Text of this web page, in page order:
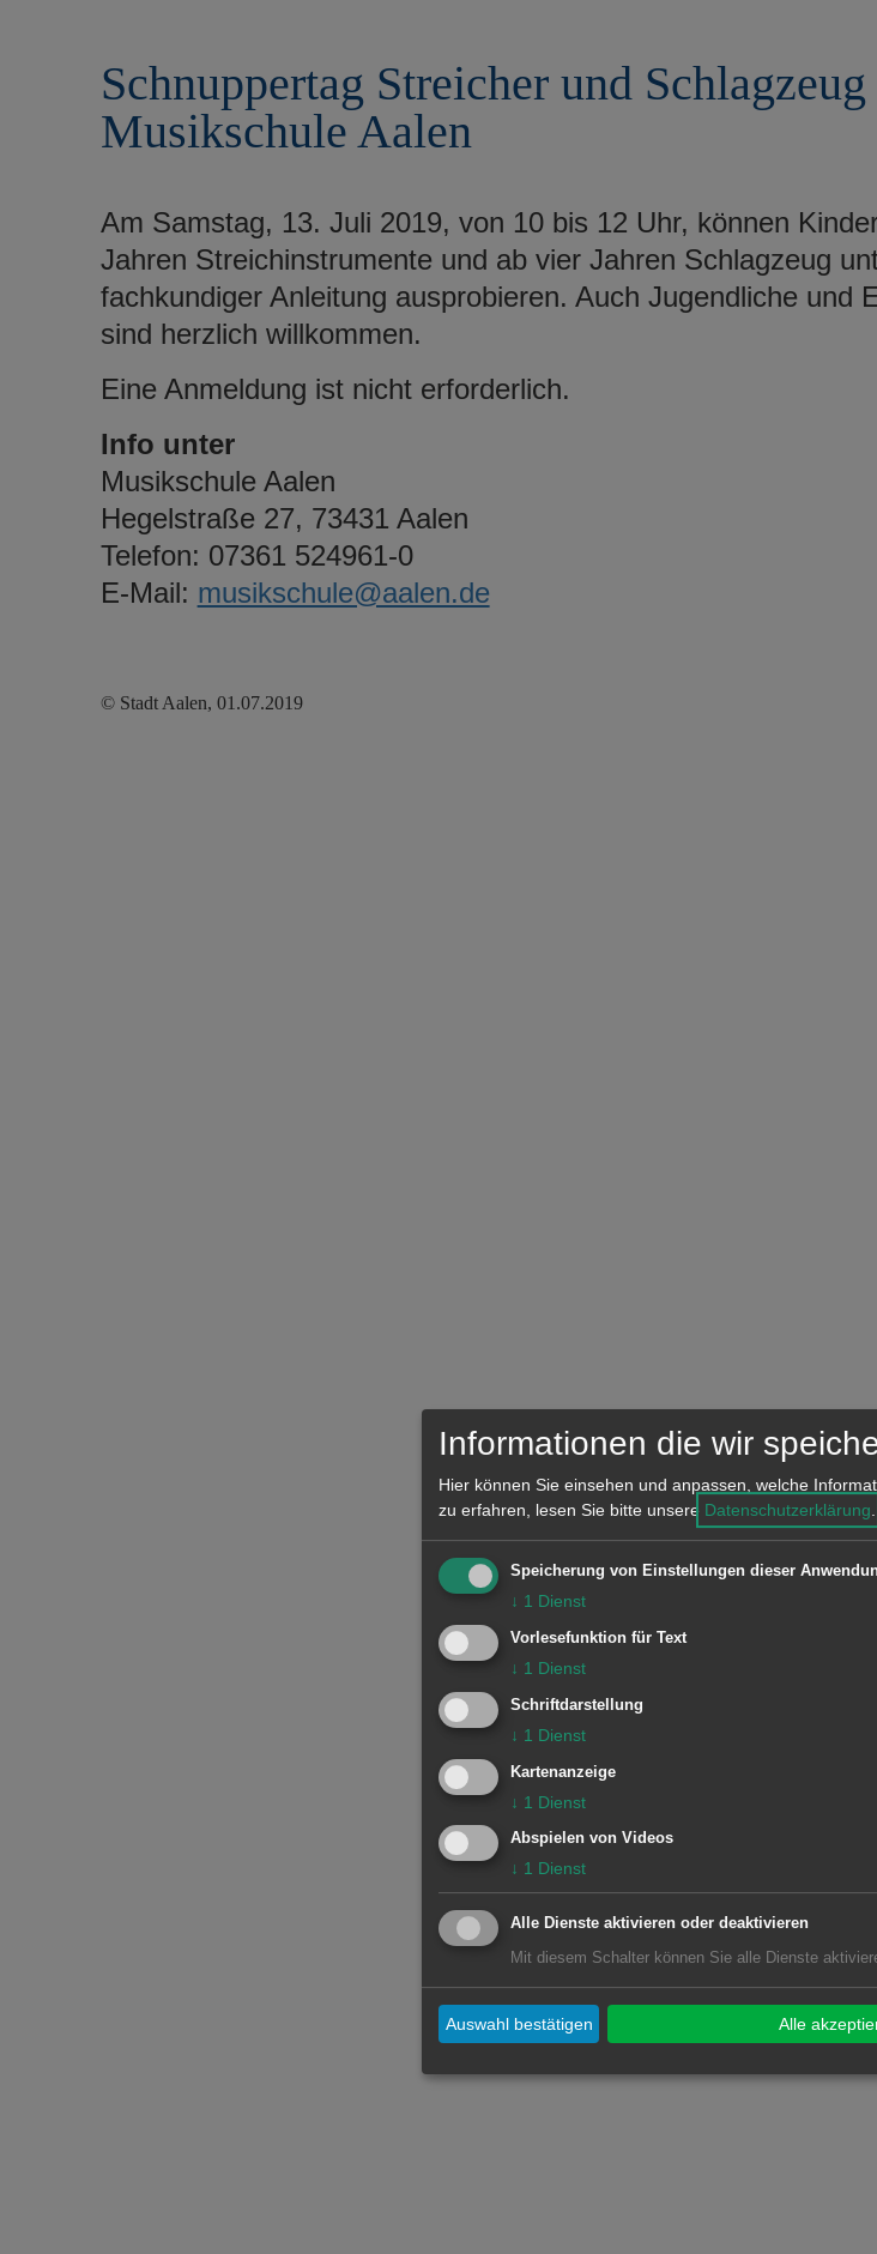
Schnuppertag Streicher und
Musikschule Aalen
Am Samstag, 13. Juli 2019, von 10 bis 12 Uhr, können
Jahren Streichinstrumente und ab vier Jahren Schlagzeug
fachkundiger Anleitung ausprobieren. Auch Jugendliche und
sind herzlich willkommen.
Eine Anmeldung ist nicht erforderlich.
Info unter
Musikschule Aalen
Hegelstraße 27, 73431 Aalen
Telefon: 07361 524961-0
E-Mail: musikschule@aalen.de
© Stadt Aalen, 01.07.2019
Informationen die wir
Hier können Sie einsehen und anpassen, welche
zu erfahren, lesen Sie bitte unsere Datenschutzerklärung.
Speicherung von Einstellungen dieser
↓ 1 Dienst
Vorlesefunktion für Text
↓ 1 Dienst
Schriftdarstellung
↓ 1 Dienst
Kartenanzeige
↓ 1 Dienst
Abspielen von Videos
↓ 1 Dienst
Alle Dienste aktivieren oder deaktivieren
Mit diesem Schalter können Sie alle Dienste
Auswahl bestätigen Alle